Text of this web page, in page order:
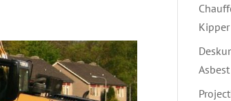
Kipper
Asbest